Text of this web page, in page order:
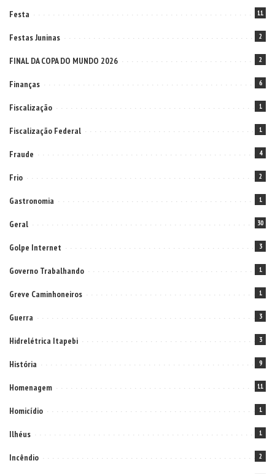
Festa 11
Festas Juninas 2
FINAL DA COPA DO MUNDO 2026 2
Finanças 6
Fiscalização 1
Fiscalização Federal 1
Fraude 4
Frio 2
Gastronomia 1
Geral 30
Golpe Internet 3
Governo Trabalhando 1
Greve Caminhoneiros 1
Guerra 3
Hidrelétrica Itapebi 3
História 9
Homenagem 11
Homicídio 1
Ilhéus 1
Incêndio 2